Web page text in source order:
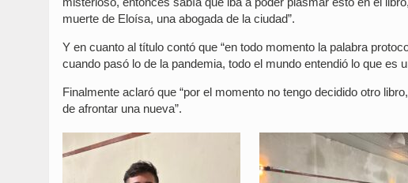
muerte de Eloísa, una abogada de la ciudad”.
Y en cuanto al título contó que “en todo momento la palabra
cuando pasó lo de la pandemia, todo el mundo entendió lo que es
Finalmente aclaró que “por el momento no tengo decidido otro
de afrontar una nueva”.